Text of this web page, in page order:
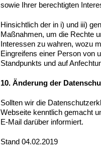
sowie Ihrer berechtigten
Hinsichtlich der in i) und iii)
Maßnahmen, um die Rechte
Interessen zu wahren, wozu
Eingreifens einer Person von
Standpunkts und auf
10. Änderung der
Sollten wir die
Webseite kenntlich gemacht
E-Mail darüber informiert.
Stand 04.02.2019